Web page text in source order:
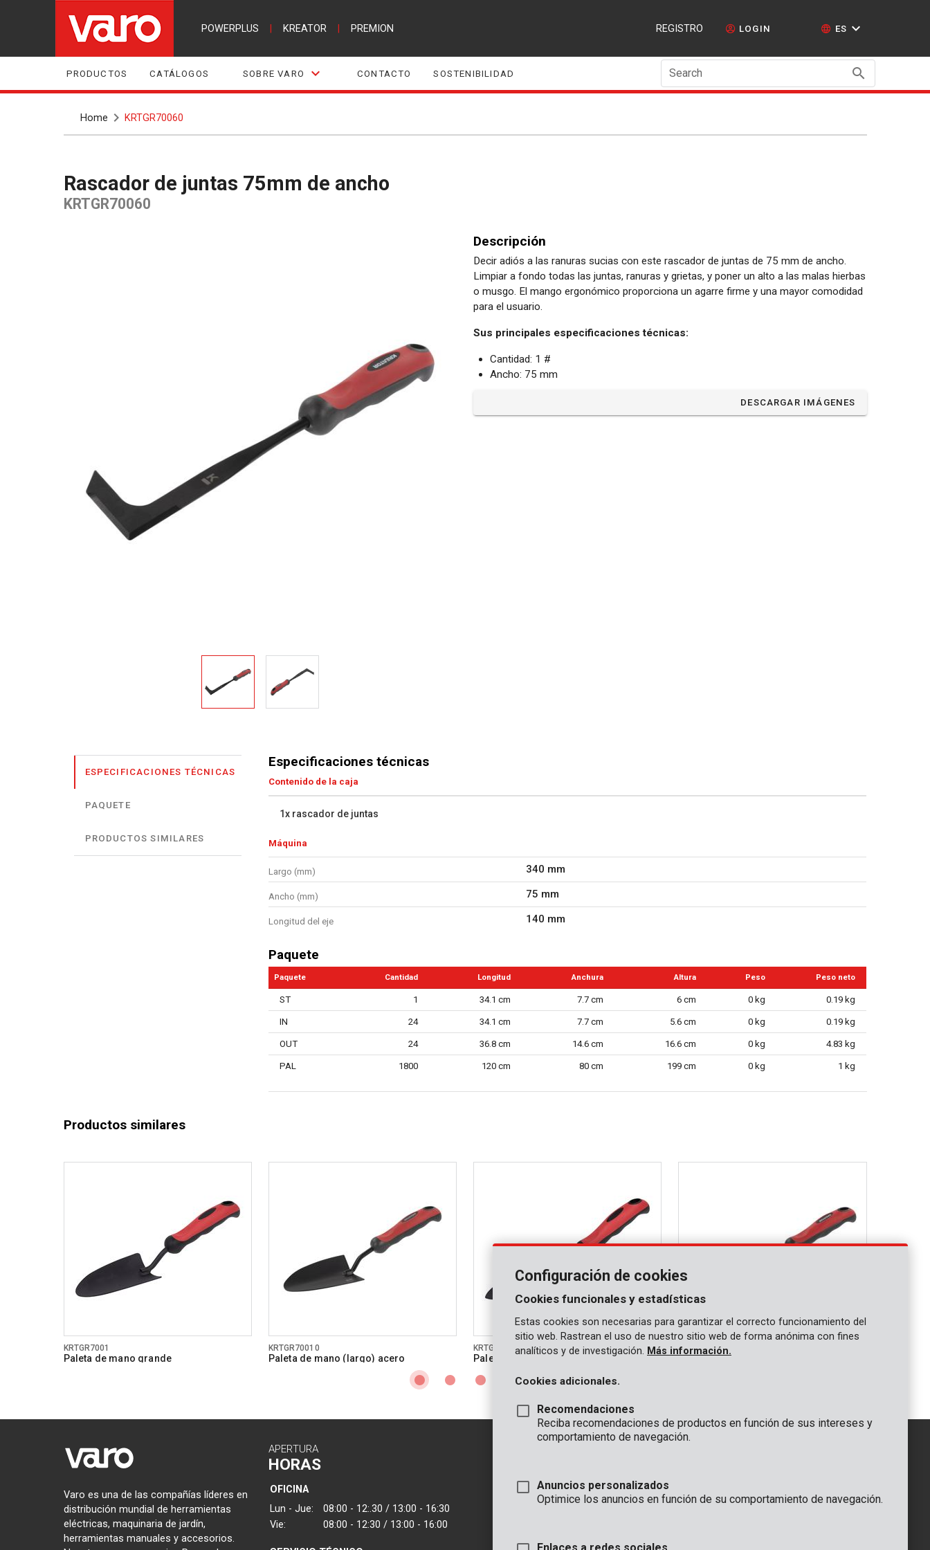
POWERPLUS KREATOR PREMION REGISTRO LOGIN ES
PRODUCTOS CATÁLOGOS SOBRE VARO CONTACTO SOSTENIBILIDAD Search
Home KRTGR70060
Rascador de juntas 75mm de ancho
KRTGR70060
Descripción
Decir adiós a las ranuras sucias con este rascador de juntas de 75 mm de ancho.
Limpiar a fondo todas las juntas, ranuras y grietas, y poner un alto a las malas hierbas
o musgo. El mango ergonómico proporciona un agarre firme y una mayor comodidad
para el usuario.
Sus principales especificaciones técnicas:
Cantidad: 1 #
Ancho: 75 mm
DESCARGAR IMÁGENES
ESPECIFICACIONES TÉCNICAS
PAQUETE
PRODUCTOS SIMILARES
Especificaciones técnicas
Contenido de la caja
1x rascador de juntas
Máquina
Largo (mm) 340 mm
Ancho (mm) 75 mm
Longitud del eje 140 mm
Paquete
Paquete Cantidad Longitud Anchura Altura Peso Peso neto
ST 1 34.1 cm 7.7 cm 6 cm 0 kg 0.19 kg
IN 24 34.1 cm 7.7 cm 5.6 cm 0 kg 0.19 kg
OUT 24 36.8 cm 14.6 cm 16.6 cm 0 kg 4.83 kg
PAL 1800 120 cm 80 cm 199 cm 0 kg 1 kg
Productos similares
KRTGR7001
Paleta de mano grande
KRTGR70010
Paleta de mano (largo) acero
KRTGR7002
Paleta de mano pequeño
KRTGR70020
Paleta de mano acero
Varo es una de las compañías líderes en
distribución mundial de herramientas
eléctricas, maquinaria de jardín,
herramientas manuales y accesorios.
APERTURA
HORAS
OFICINA
Lun - Jue:
08:00 - 12:.30 / 13:00 - 16:30
Vie:
08:00 - 12:30 / 13:00 - 16:00
OFICINA
2500 Lier - Bélgica
GENERAL
Configuración de cookies
Cookies funcionales y estadísticas
Estas cookies son necesarias para garantizar el correcto funcionamiento del
sitio web. Rastrean el uso de nuestro sitio web de forma anónima con fines
analíticos y de investigación. Más información.
Cookies adicionales.
Recomendaciones
Reciba recomendaciones de productos en función de sus intereses y
comportamiento de navegación.
Anuncios personalizados
Optimice los anuncios en función de su comportamiento de navegación.